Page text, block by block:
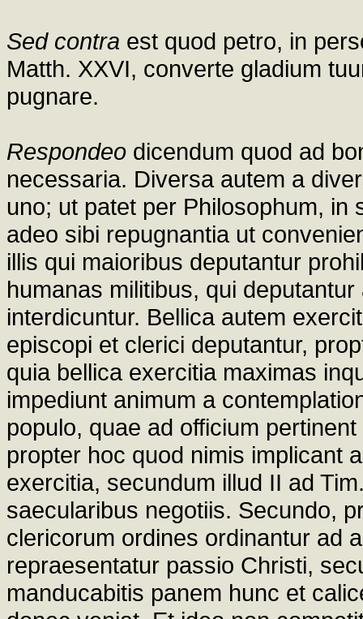
Sed contra est quod petro, in
Matth. XXVI, converte gladium
pugnare.
Respondeo dicendum quod ad
necessaria. Diversa autem a
uno; ut patet per Philosophum, in
adeo sibi repugnantia ut
illis qui maioribus deputantur
humanas militibus, qui
interdicuntur. Bellica autem
episcopi et clerici deputantur,
quia bellica exercitia maximas
impediunt animum a
populo, quae ad officium
propter hoc quod nimis implicant
exercitia, secundum illud II ad
saecularibus negotiis. Secundo,
clericorum ordines ordinantur ad
repraesentatur passio Christi,
manducabitis panem hunc et